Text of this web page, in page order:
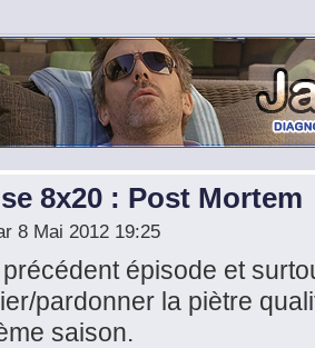
8x20 : Post Mortem
8 Mai 2012 19:25
épisode et
pardonner la piètre
saison.